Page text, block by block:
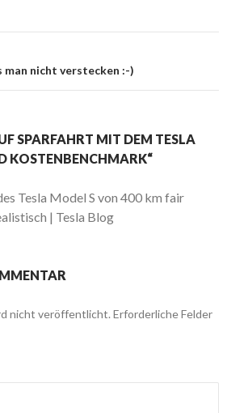
man nicht verstecken :-)
SPARFAHRT MIT DEM TESLA
KOSTENBENCHMARK“
Tesla Model S von 400 km fair
| Tesla Blog
nicht veröffentlicht. Erforderliche Felder